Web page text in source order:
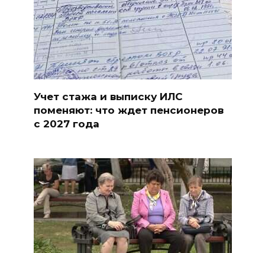
Учет стажа и выписку ИЛС
поменяют: что ждет пенсионеров
с 2027 года